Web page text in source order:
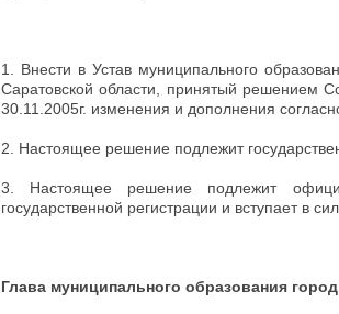
1. Внести в Устав муниципального
Саратовской области, принятый решением
30.11.2005г. изменения и дополнения
2. Настоящее решение подлежит
3. Настоящее решение подлежит
государственной регистрации и вступает в
Глава муниципального образования